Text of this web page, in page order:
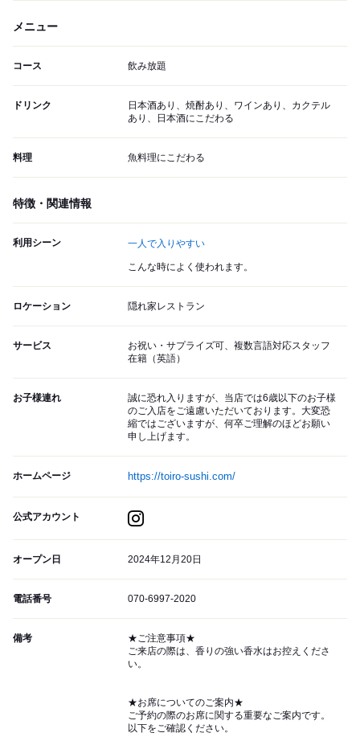
メニュー
コース 飲み放題
ドリンク
日本酒あり、焼酎あり、ワインあり、カクテル
あり、日本酒にこだわる
料理 魚料理にこだわる
特徴・関連情報
利用シーン 一人で入りやすい
こんな時によく使われます。
ロケーション 隠れ家レストラン
サービス
お祝い・サプライズ可、複数言語対応スタッフ
在籍（英語）
お子様連れ
誠に恐れ入りますが、当店では6歳以下のお子様
のご入店をご遠慮いただいております。大変恐
縮ではございますが、何卒ご理解のほどお願い
申し上げます。
ホームページ https://toiro-sushi.com/
公式アカウント
オープン日 2024年12月20日
電話番号 070-6997-2020
備考
★ご注意事項★
ご来店の際は、香りの強い香水はお控えくださ
い。
★お席についてのご案内★
ご予約の際のお席に関する重要なご案内です。
以下をご確認ください。